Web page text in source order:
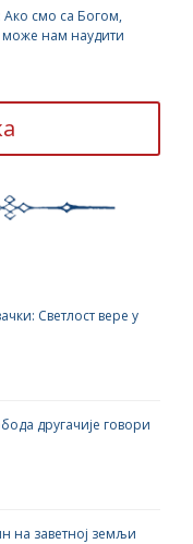
смо са Богом,
може нам наудити
Светлост вере у
другачије говори
на заветној земљи